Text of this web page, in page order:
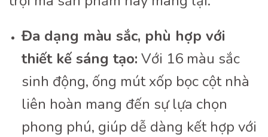
Đa dạng màu sắc, phù hợp với
thiết kế sáng tạo: Với 16 màu sắc
sinh động, ống mút xốp bọc cột nhà
liên hoàn mang đến sự lựa chọn
phong phú, giúp dễ dàng kết hợp với